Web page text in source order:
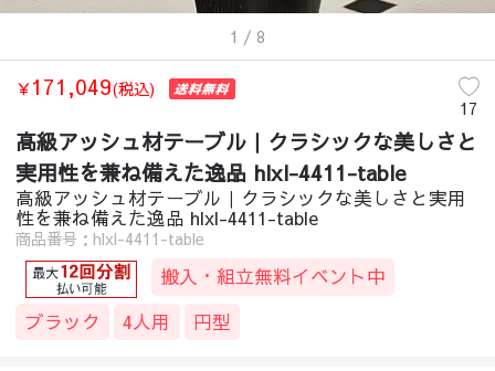
1 / 8
￥171,049(税込)
17
高級アッシュ材テーブル｜クラシックな美しさと
実用性を兼ね備えた逸品 hlxl-4411-table
高級アッシュ材テーブル｜クラシックな美しさと実用
性を兼ね備えた逸品 hlxl-4411-table
商品番号：hlxl-4411-table
搬入・組立無料イベント中
ブラック
4人用 円型